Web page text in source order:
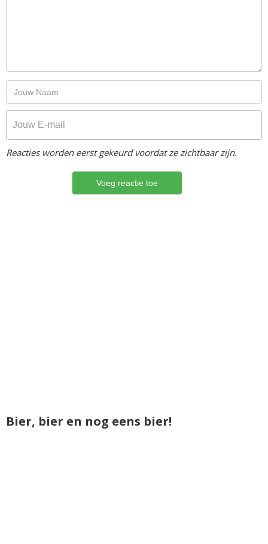
Reacties worden eerst gekeurd voordat ze zichtbaar zijn.
Bier, bier en nog eens bier!